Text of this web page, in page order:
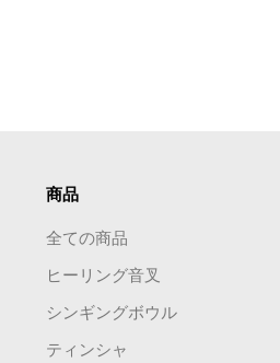
商品
全ての商品
ヒーリング音叉
シンギングボウル
ティンシャ